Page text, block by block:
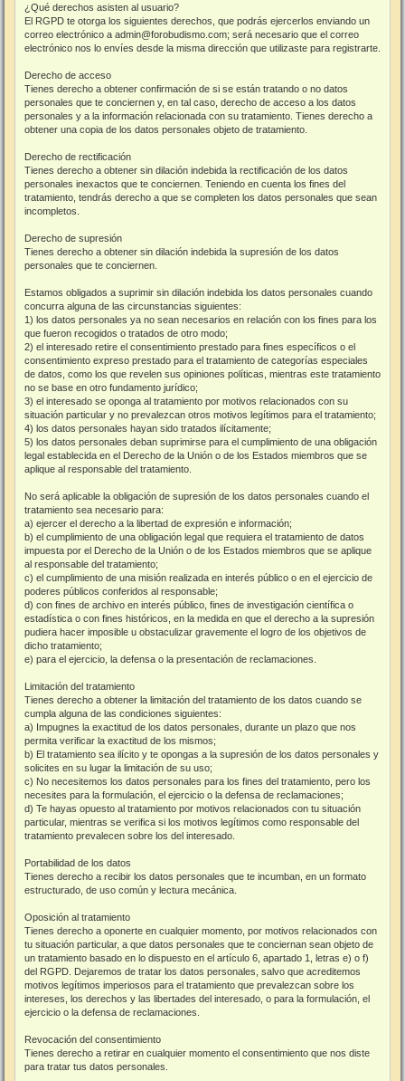
¿Qué derechos asisten al usuario?
El RGPD te otorga los siguientes derechos, que podrás ejercerlos enviando un
correo electrónico a admin@forobudismo.com; será necesario que el correo
electrónico nos lo envíes desde la misma dirección que utilizaste para registrarte.
Derecho de acceso
Tienes derecho a obtener confirmación de si se están tratando o no datos
personales que te conciernen y, en tal caso, derecho de acceso a los datos
personales y a la información relacionada con su tratamiento. Tienes derecho a
obtener una copia de los datos personales objeto de tratamiento.
Derecho de rectificación
Tienes derecho a obtener sin dilación indebida la rectificación de los datos
personales inexactos que te conciernen. Teniendo en cuenta los fines del
tratamiento, tendrás derecho a que se completen los datos personales que sean
incompletos.
Derecho de supresión
Tienes derecho a obtener sin dilación indebida la supresión de los datos
personales que te conciernen.
Estamos obligados a suprimir sin dilación indebida los datos personales cuando
concurra alguna de las circunstancias siguientes:
1) los datos personales ya no sean necesarios en relación con los fines para los
que fueron recogidos o tratados de otro modo;
2) el interesado retire el consentimiento prestado para fines específicos o el
consentimiento expreso prestado para el tratamiento de categorías especiales
de datos, como los que revelen sus opiniones políticas, mientras este tratamiento
no se base en otro fundamento jurídico;
3) el interesado se oponga al tratamiento por motivos relacionados con su
situación particular y no prevalezcan otros motivos legítimos para el tratamiento;
4) los datos personales hayan sido tratados ilícitamente;
5) los datos personales deban suprimirse para el cumplimiento de una obligación
legal establecida en el Derecho de la Unión o de los Estados miembros que se
aplique al responsable del tratamiento.
No será aplicable la obligación de supresión de los datos personales cuando el
tratamiento sea necesario para:
a) ejercer el derecho a la libertad de expresión e información;
b) el cumplimiento de una obligación legal que requiera el tratamiento de datos
impuesta por el Derecho de la Unión o de los Estados miembros que se aplique
al responsable del tratamiento;
c) el cumplimiento de una misión realizada en interés público o en el ejercicio de
poderes públicos conferidos al responsable;
d) con fines de archivo en interés público, fines de investigación científica o
estadística o con fines históricos, en la medida en que el derecho a la supresión
pudiera hacer imposible u obstaculizar gravemente el logro de los objetivos de
dicho tratamiento;
e) para el ejercicio, la defensa o la presentación de reclamaciones.
Limitación del tratamiento
Tienes derecho a obtener la limitación del tratamiento de los datos cuando se
cumpla alguna de las condiciones siguientes:
a) Impugnes la exactitud de los datos personales, durante un plazo que nos
permita verificar la exactitud de los mismos;
b) El tratamiento sea ilícito y te opongas a la supresión de los datos personales y
solicites en su lugar la limitación de su uso;
c) No necesitemos los datos personales para los fines del tratamiento, pero los
necesites para la formulación, el ejercicio o la defensa de reclamaciones;
d) Te hayas opuesto al tratamiento por motivos relacionados con tu situación
particular, mientras se verifica si los motivos legítimos como responsable del
tratamiento prevalecen sobre los del interesado.
Portabilidad de los datos
Tienes derecho a recibir los datos personales que te incumban, en un formato
estructurado, de uso común y lectura mecánica.
Oposición al tratamiento
Tienes derecho a oponerte en cualquier momento, por motivos relacionados con
tu situación particular, a que datos personales que te conciernan sean objeto de
un tratamiento basado en lo dispuesto en el artículo 6, apartado 1, letras e) o f)
del RGPD. Dejaremos de tratar los datos personales, salvo que acreditemos
motivos legítimos imperiosos para el tratamiento que prevalezcan sobre los
intereses, los derechos y las libertades del interesado, o para la formulación, el
ejercicio o la defensa de reclamaciones.
Revocación del consentimiento
Tienes derecho a retirar en cualquier momento el consentimiento que nos diste
para tratar tus datos personales.